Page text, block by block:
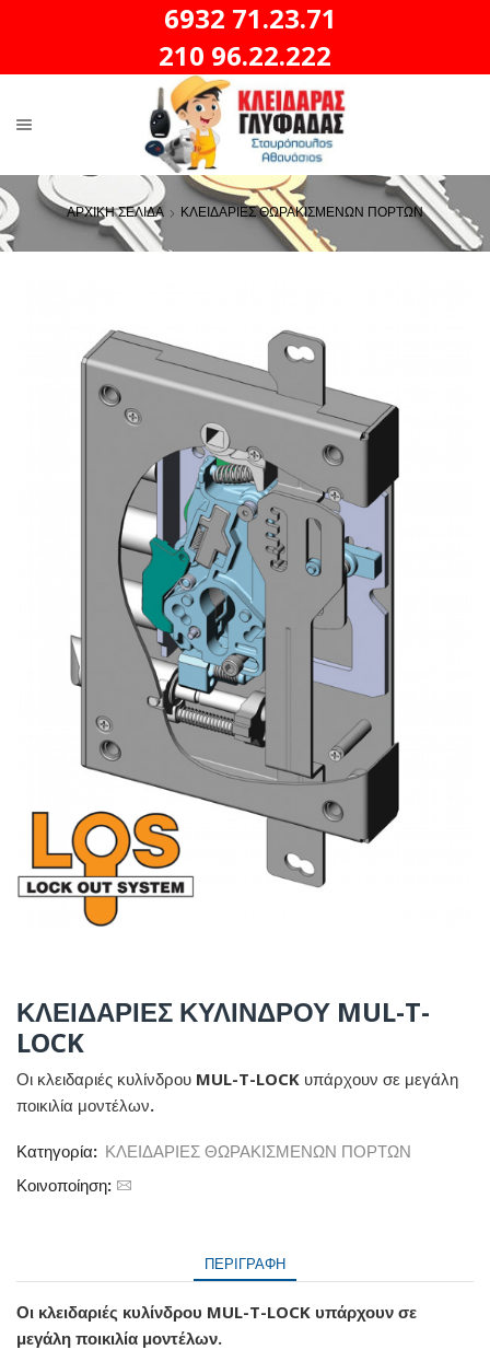
6932 71.23.71
210 96.22.222
ΑΡΧΙΚΗ ΣΕΛΙΔΑ ΚΛΕΙΔΑΡΙΕΣ ΘΩΡΑΚΙΣΜΕΝΩΝ ΠΟΡΤΩΝ
ΚΛΕΙΔΑΡΙΕΣ ΚΥΛΙΝΔΡΟΥ MUL-T-
LOCK
Οι κλειδαριές κυλίνδρου MUL-T-LOCK υπάρχουν σε μεγάλη
ποικιλία μοντέλων.
Κατηγορία: ΚΛΕΙΔΑΡΙΕΣ ΘΩΡΑΚΙΣΜΕΝΩΝ ΠΟΡΤΩΝ
Κοινοποίηση:
ΠΕΡΙΓΡΑΦΉ
Οι κλειδαριές κυλίνδρου MUL-T-LOCK υπάρχουν σε
μεγάλη ποικιλία μοντέλων.